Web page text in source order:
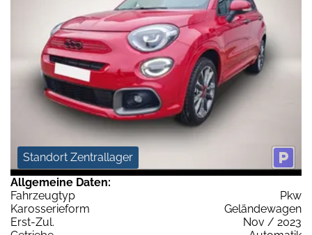
Standort Zentrallager
Allgemeine Daten:
Fahrzeugtyp
Pkw
Karosserieform
Geländewagen
Erst-Zul.
Nov / 2023